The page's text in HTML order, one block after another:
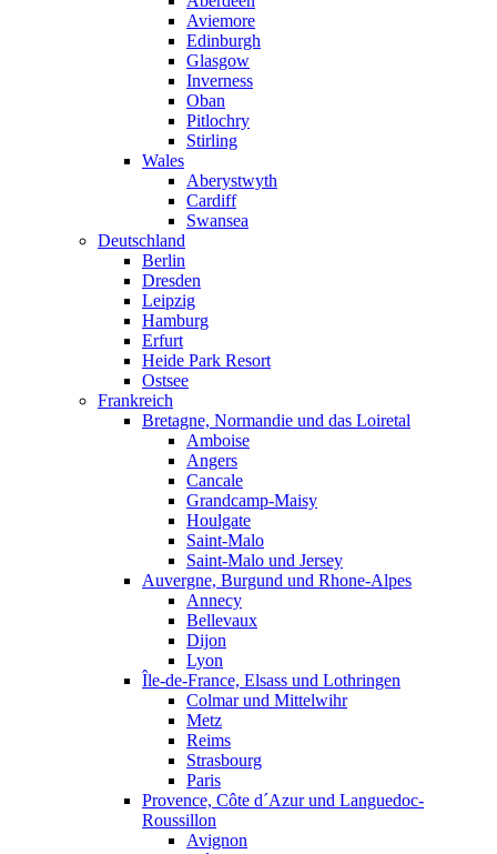
Aviemore
Edinburgh
Glasgow
Inverness
Oban
Pitlochry
Stirling
Wales
Aberystwyth
Cardiff
Swansea
Deutschland
Berlin
Dresden
Leipzig
Hamburg
Erfurt
Heide Park Resort
Ostsee
Frankreich
Bretagne, Normandie und das Loiretal
Amboise
Angers
Cancale
Grandcamp-Maisy
Houlgate
Saint-Malo
Saint-Malo und Jersey
Auvergne, Burgund und Rhone-Alpes
Annecy
Bellevaux
Dijon
Lyon
Île-de-France, Elsass und Lothringen
Colmar und Mittelwihr
Metz
Reims
Strasbourg
Paris
Provence, Côte d´Azur und Languedoc-
Roussillon
Avignon